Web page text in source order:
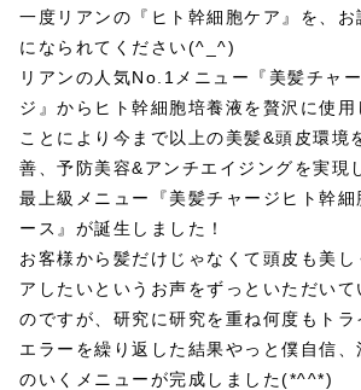
一度リアンの『ヒト幹細胞ケア』を、お
になられてください(^_^)
リアンの人気No.1メニュー『美髪チャー
ジ』からヒト幹細胞培養液を贅沢に使用
ことにより今まで以上の美髪&頭皮環境
善、予防美容&アンチエイジングを実現
最上級メニュー『美髪チャージヒト幹細
ース』が誕生しました！
お客様から髪だけじゃなくて頭皮も美し
アしたいというお声をずっといただいて
のですが、研究に研究を重ね何度もトラ
エラーを繰り返した結果やっと僕自信、
のいくメニューが完成しました(*^^*)